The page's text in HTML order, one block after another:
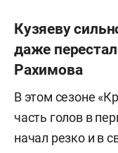
Кузяеву
даже
Рахимова
В этом сезоне
часть голов в
начал резко и в